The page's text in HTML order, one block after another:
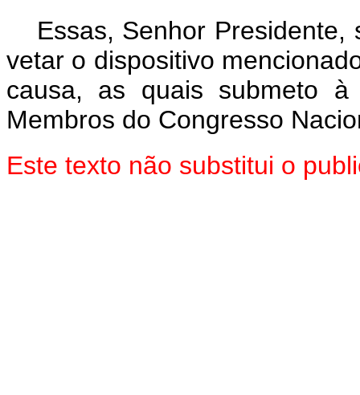
Essas, Senhor
vetar o dispositivo
causa, as quais submeto à
Membros do Congresso
Este texto não substitui o